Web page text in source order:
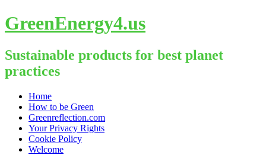
GreenEnergy4.us
Sustainable products for best planet
practices
Skip
content
Home
How to be Green
Greenreflection.com
Your Privacy Rights
Cookie Policy
Welcome